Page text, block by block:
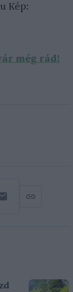
Kép:
még rád!